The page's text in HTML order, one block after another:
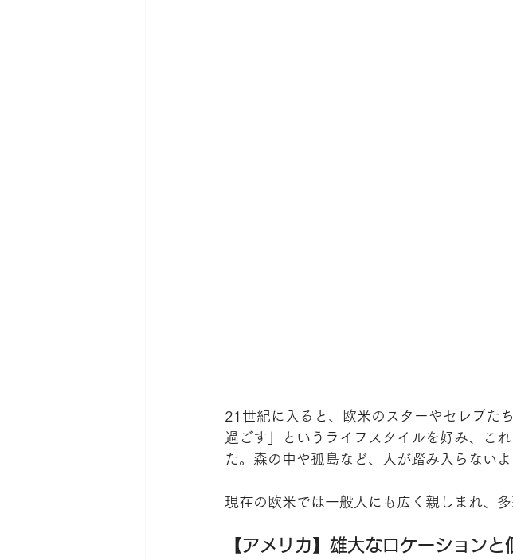
21世紀に入ると、欧米のスターやセレブた
過ごす」というライフスタイルを好み、こ
た。森の中や孤島など、人が踏み入らない
現在の欧米では一般人にも広く親しまれ、
【アメリカ】雄大なロケーション